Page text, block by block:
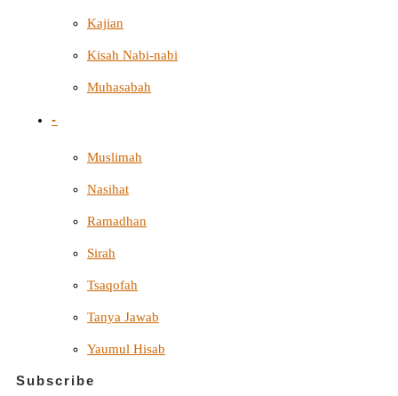
Kajian
Kisah Nabi-nabi
Muhasabah
-
Muslimah
Nasihat
Ramadhan
Sirah
Tsaqofah
Tanya Jawab
Yaumul Hisab
Subscribe